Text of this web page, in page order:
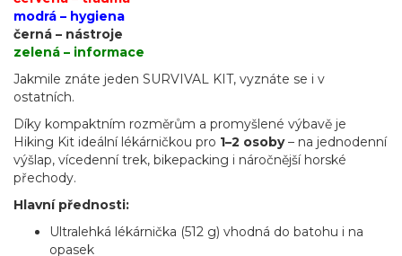
modrá – hygiena
černá – nástroje
zelená – informace
Jakmile znáte jeden SURVIVAL KIT, vyznáte se i v
ostatních.
Díky kompaktním rozměrům a promyšlené výbavě je
Hiking Kit ideální lékárničkou pro 1–2 osoby– na jednodenní
výšlap, vícedenní trek, bikepacking i náročnější horské
přechody.
Hlavní přednosti:
Ultralehká lékárnička (512 g) vhodná do batohu i na
opasek